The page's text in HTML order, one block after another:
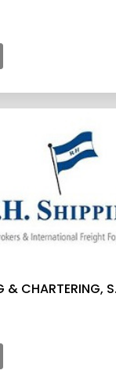
& CHARTERING,